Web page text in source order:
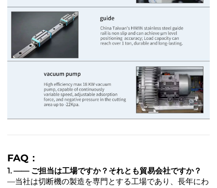
FAQ：
1. —— ご担当は工場ですか？それとも貿易会社ですか？
―当社は切断機の製造を専門とする工場であり、長年にわ